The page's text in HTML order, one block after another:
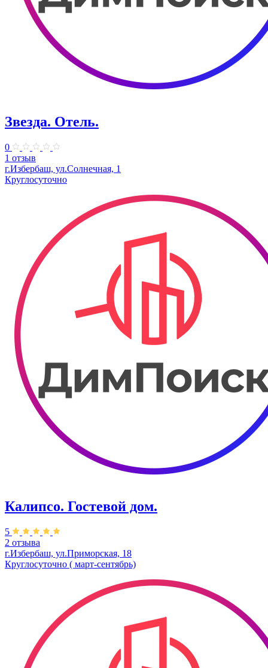
Звезда. Отель.
0
1 отзыв
г.Избербаш, ул.Солнечная, 1
Круглосуточно
Калипсо. Гостевой дом.
5
2 отзыва
г.Избербаш, ул.Приморская, 18
Круглосуточно ( март-сентябрь)